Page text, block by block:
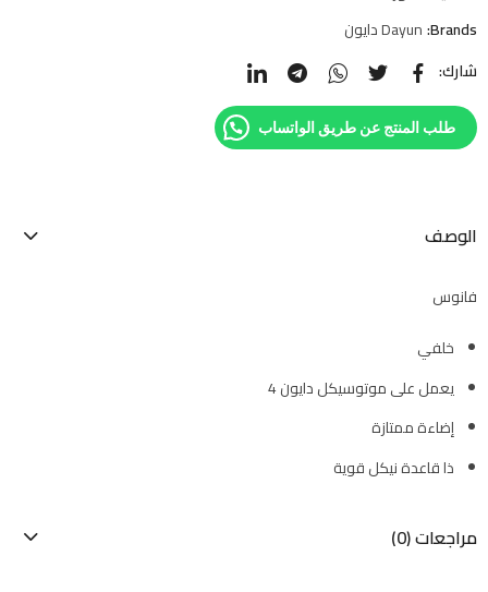
Brands: Dayun دايون
شارك:
طلب المنتج عن طريق الواتساب
الوصف
فانوس
خلفي
يعمل على موتوسيكل دايون 4
إضاءة ممتازة
ذا قاعدة نيكل قوية
مراجعات (0)